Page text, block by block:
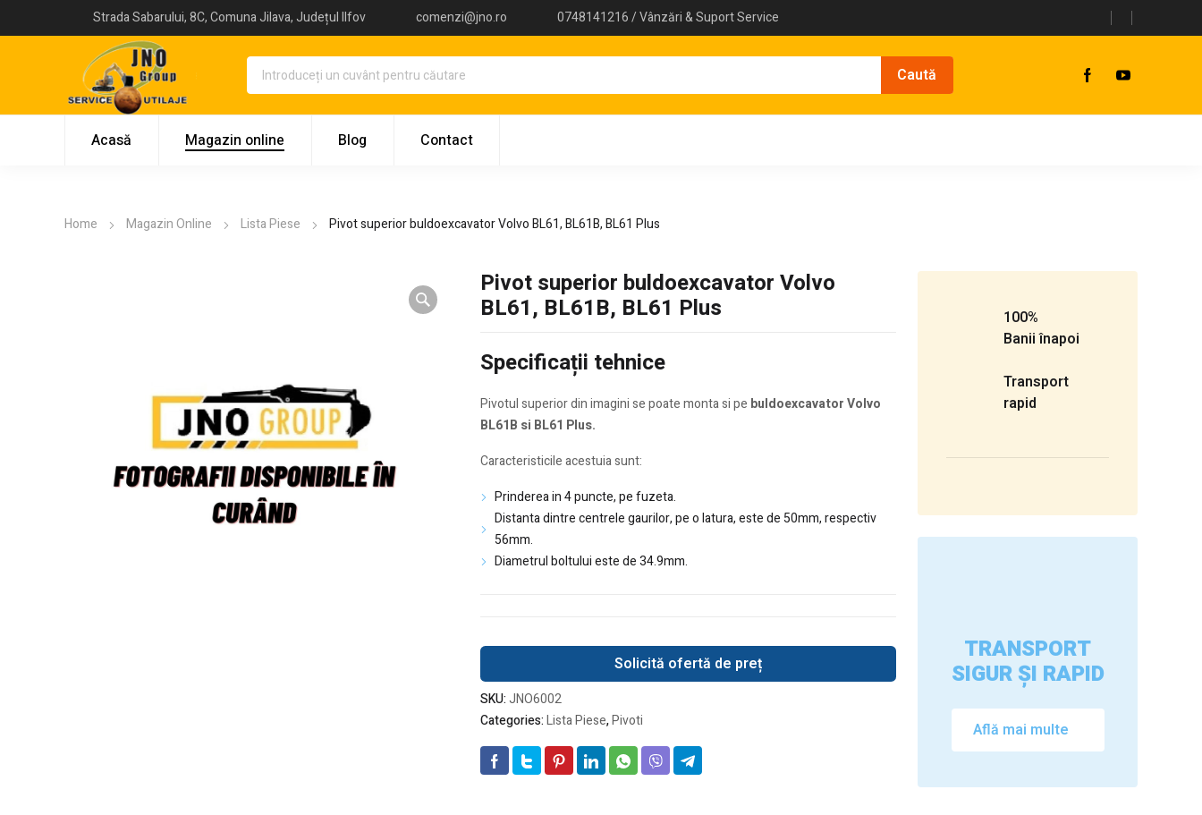
Strada Sabarului, 8C, Comuna Jilava, Județul Ilfov comenzi@jno.ro 0748141216 / Vânzări & Suport Service
Acasă Magazin online Blog Contact
Home Magazin Online Lista Piese Pivot superior buldoexcavator Volvo BL61, BL61B, BL61 Plus
Pivot superior buldoexcavator Volvo
BL61, BL61B, BL61 Plus
Specificații tehnice
Pivotul superior din imagini se poate monta si pe buldoexcavator Volvo
BL61B si BL61 Plus.
Caracteristicile acestuia sunt:
Prinderea in 4 puncte, pe fuzeta.
Distanta dintre centrele gaurilor, pe o latura, este de 50mm, respectiv
56mm.
Diametrul boltului este de 34.9mm.
Solicită ofertă de preț
SKU:JNO6002
Categories:Lista Piese,Pivoti
100%
Banii înapoi
Transport
rapid
TRANSPORT
SIGUR ȘI RAPID
Află mai multe